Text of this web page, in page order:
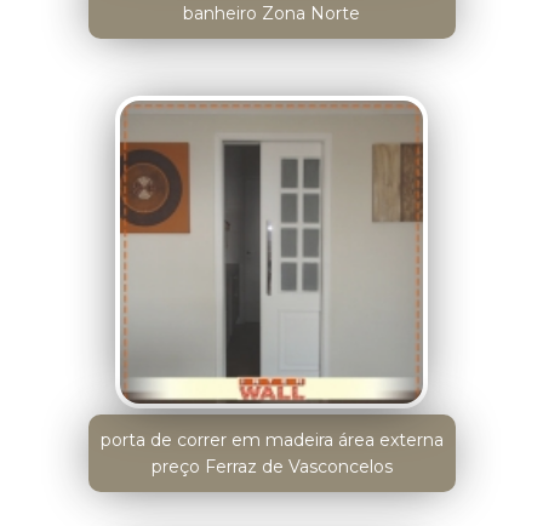
banheiro Zona Norte
porta de correr em madeira área externa
preço Ferraz de Vasconcelos